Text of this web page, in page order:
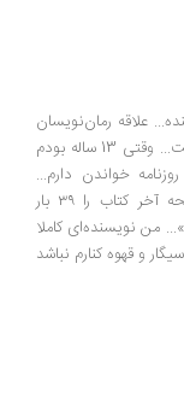
نشریه پاریس ریویو با 12 نویسنده... علاقه رمان‌نویسان
به مطالعه زندگی‌نامه بسیار عجیب و جالب توجه است... وقتی 13 ساله بودم
خواندن دارم...
منتقدان را به اندازه خودشان جدی بگیرید... صفحه آخر کتاب را ۳۹ بار
من نویسنده‌ای کاملا
و قهوه کنارم نباشد